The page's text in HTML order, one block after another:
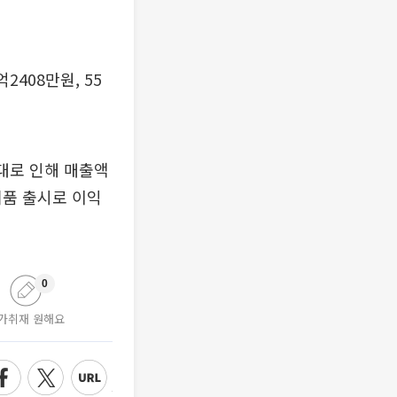
2408만원, 55
로 인해 매출액
출시로 이익
취재 원해요
0